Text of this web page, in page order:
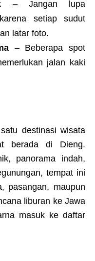
– Jangan lupa
setiap sudut
latar foto.
– Beberapa spot
jalan kaki
destinasi wisata
berada di Dieng.
panorama indah,
tempat ini
pasangan, maupun
liburan ke Jawa
masuk ke daftar